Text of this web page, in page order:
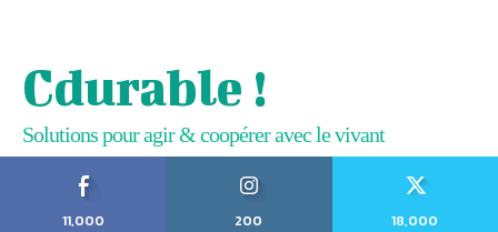
Cdurable !
Solutions pour agir & coopérer avec le vivant
11,000
200
18,000